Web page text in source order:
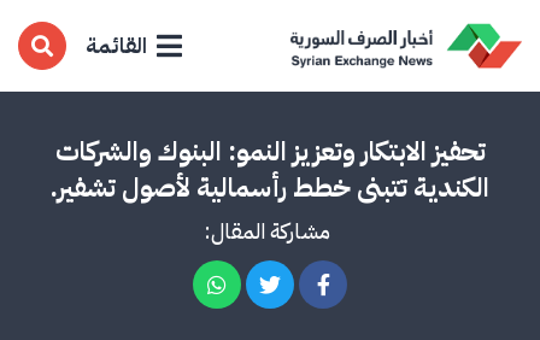
القائمة
تحفيز الابتكار وتعزيز النمو: البنوك والشركات
الكندية تتبنى خطط رأسمالية لأصول تشفير.
مشاركة المقال: